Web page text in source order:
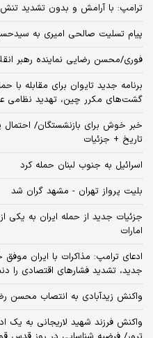
ترامپ: با آرامش و بدون تشدید تنش
پیام تسلیت صالحی امیری به
فوری/محسن رضایی نماینده رهبر
برنامه جدید تایوان برای مقابله با
گشت‌های مکرر چین، تهدید نظامی
خبر خوش برای بازنشستگان/
تاریخ + جزئیات
اسرائیل به جنوب لبنان حمله کرد
بلیت پرواز تهران - مشهد گران شد
جزئیات جدید از حمله ایران به یکی
امارات
ادعای ترامپ: مذاکرات با ایران
جدید، تشدید فشارهای اقتصادی را
واکنش زیدآبادی به انتصاب محسن
واکنش فرزند شهید لاریجانی به یک